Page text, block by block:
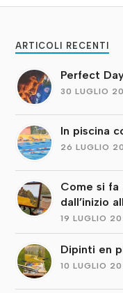
ARTICOLI RECENTI
Perfect
30 LUGLIO
In piscina
26 LUGLIO
Come si fa
dall’inizio
19 LUGLIO
Dipinti en
10 LUGLIO